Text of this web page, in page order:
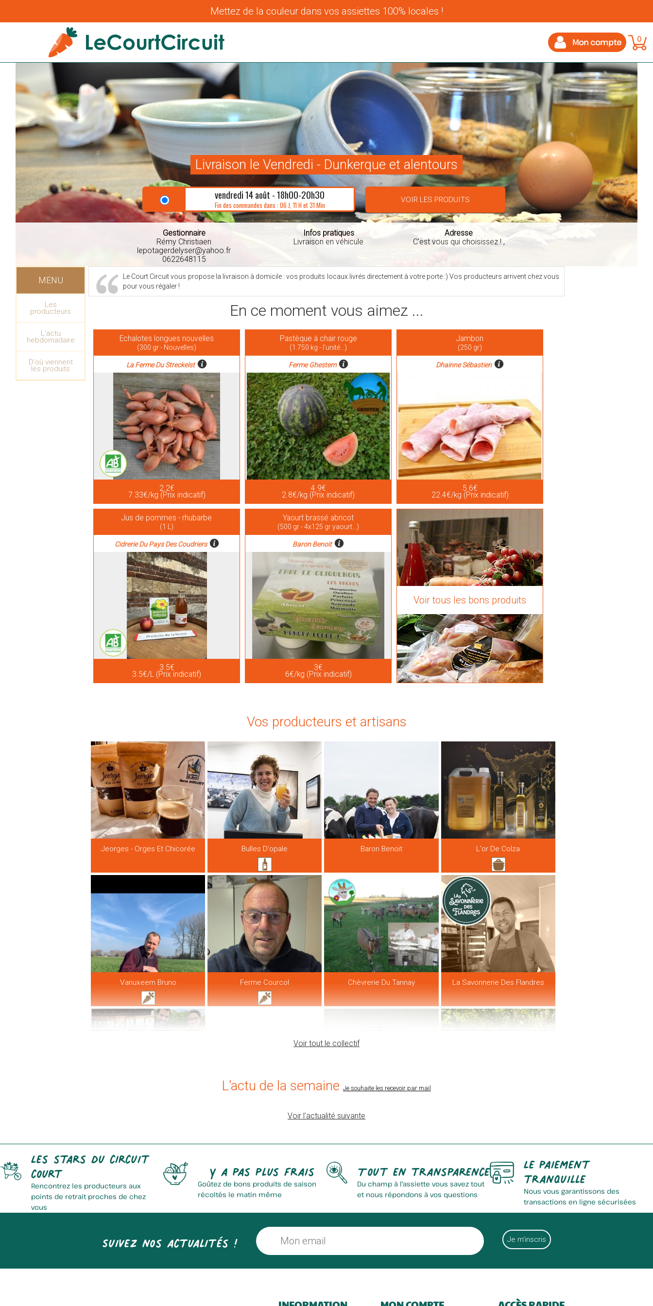
Mettez de la couleur dans vos assiettes 100% locales !
Mon compte 0
Livraison le Vendredi - Dunkerque et alentours
vendredi 14 août - 18h00-20h30
Fin des commandes dans : 06 J, 11 H et 31 Min
VOIR LES PRODUITS
Gestionnaire
Rémy Christiaen
lepotagerdelyser@yahoo.fr
0622648115
Infos pratiques
Livraison en véhicule
Adresse
C'est vous qui choisissez ! ,
MENU
Les
producteurs
L'actu
hebdomadaire
D'où viennent
les produits
Le Court Circuit vous propose la livraison à domicile : vos produits locaux livrés directement à votre porte :) Vos producteurs arrivent chez vous
pour vous régaler !
En ce moment vous aimez ...
Echalotes longues nouvelles
(300 gr - Nouvelles)
La Ferme Du Streckelst
2.2€
7.33€/kg (Prix indicatif)
Pastèque à chair rouge
(1.750 kg - l'unité...)
Ferme Ghestem
4.9€
2.8€/kg (Prix indicatif)
Jambon
(250 gr)
Dhainne Sébastien
5.6€
22.4€/kg (Prix indicatif)
Jus de pommes - rhubarbe
(1 L)
Cidrerie Du Pays Des Coudriers
3.5€
3.5€/L (Prix indicatif)
Yaourt brassé abricot
(500 gr - 4x125 gr yaourt...)
Baron Benoit
3€
6€/kg (Prix indicatif)
Voir tous les bons produits
Vos producteurs et artisans
Jeorges - Orges Et Chicorée Bulles D'opale Baron Benoit L'or De Colza
Vanuxeem Bruno Ferme Courcol Chèvrerie Du Tannay La Savonnerie Des Flandres
Brasserie De La Peene Becque Papillon D'azur Cookies
Collet Alain Dewevre Stéphane Fromagerie D'eecke
Voir tout le collectif
L'actu de la semaine Je souhaite les recevoir par mail
Voir l'actualité suivante
Les stars du circuit
court
Rencontrez les producteurs aux
points de retrait proches de chez
vous
Y a pas plus frais
Goûtez de bons produits de saison
récoltés le matin même
Tout en transparence
Du champ à l'assiette vous savez tout
et nous répondons à vos questions
Le paiement
tranquille
Nous vous garantissons des
transactions en ligne sécurisées
Suivez nos actualités !